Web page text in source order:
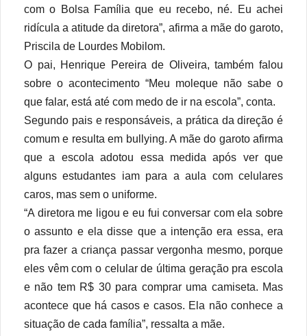
com o Bolsa Família que eu recebo, né. Eu achei
ridícula a atitude da diretora”, afirma a mãe do garoto,
Priscila de Lourdes Mobilom.
O pai, Henrique Pereira de Oliveira, também falou
sobre o acontecimento “Meu moleque não sabe o
que falar, está até com medo de ir na escola”, conta.
Segundo pais e responsáveis, a prática da direção é
comum e resulta em bullying. A mãe do garoto afirma
que a escola adotou essa medida após ver que
alguns estudantes iam para a aula com celulares
caros, mas sem o uniforme.
“A diretora me ligou e eu fui conversar com ela sobre
o assunto e ela disse que a intenção era essa, era
pra fazer a criança passar vergonha mesmo, porque
eles vêm com o celular de última geração pra escola
e não tem R$ 30 para comprar uma camiseta. Mas
acontece que há casos e casos. Ela não conhece a
situação de cada família”, ressalta a mãe.